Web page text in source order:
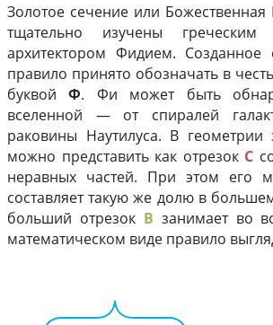
Золотое сечение или
тщательно изучены греческим
архитектором Фидием. Созданное
правило принято обозначать в
буквойФ. Фи может быть
вселенной — от спиралей
раковины Наутилуса. В геометрии
можно представить как отрезок C
неравных частей. При этом его
составляет такую же долю в
больший отрезок B занимает во
математическом виде правило